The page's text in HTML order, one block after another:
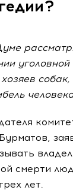
уголовной
хозяев
смерти
лет.